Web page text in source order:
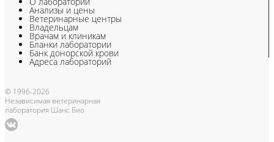
Анализы и цены
Ветеринарные центры
Владельцам
Врачам и клиникам
Бланки лаборатории
Банк донорской крови
Адреса лабораторий
© 1996-2026
Независимая ветеринарная
лаборатория Шанс Био